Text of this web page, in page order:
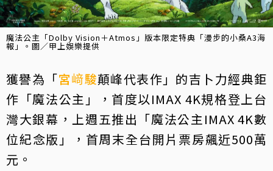
魔法公主「Dolby Vision＋Atmos」版本限定特典「漫步的小桑A3海
報」。圖／甲上娛樂提供
獲譽為「宮﨑駿顛峰代表作」的吉卜力經典鉅
作「魔法公主」，首度以IMAX 4K規格登上台
灣大銀幕，上週五推出「魔法公主IMAX 4K數
位紀念版」，首周末全台開片票房飆近500萬
元。